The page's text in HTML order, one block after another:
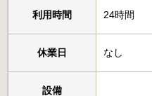
利用時間 24時間
休業日 なし
設備